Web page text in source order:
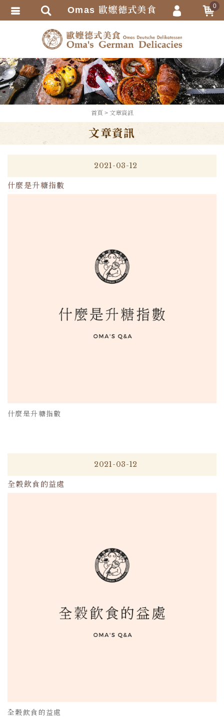
首頁 文章資訊
文章資訊
2021-03-12
什麼是升糖指數
什麼是升糖指數
2021-03-12
全穀飲食的益處
全穀飲食的益處
Omas 歐嬤德式美食 0
會員登入
會員註冊
忘記密碼
訂單查詢
追蹤清單TRACK LISTING
匯款通知
繁體中文